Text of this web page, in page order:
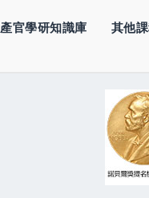
產官學研知識庫 其他